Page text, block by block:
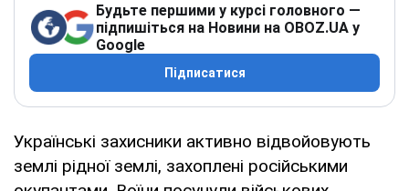
Будьте першими у курсі головного —
підпишіться на Новини на OBOZ.UA у
Google
Підписатися
Українські захисники активно відвойовують
землі рідної землі, захоплені російськими